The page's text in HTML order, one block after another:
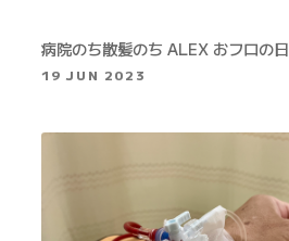
病院のち散髪のち ALEX おフロの日
19 JUN 2023